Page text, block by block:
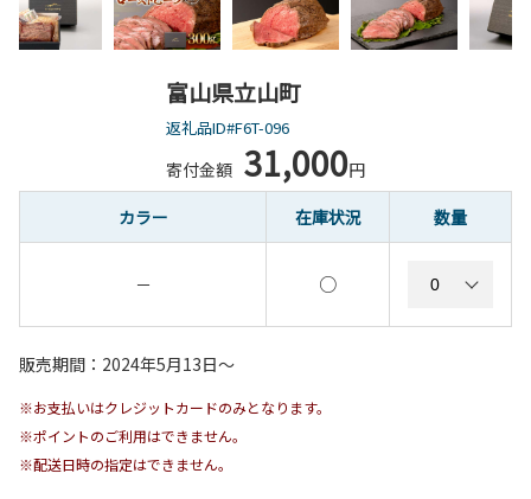
富山県立山町
返礼品ID#F6T-096
寄付金額 31,000円
カラー
在庫状況 数量
－ ○
販売期間：2024年5月13日〜
※お支払いはクレジットカードのみとなります。
※ポイントのご利用はできません。
※配送日時の指定はできません。